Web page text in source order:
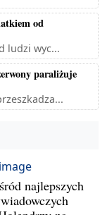
od
ludzi wyc...
paraliżuje
najlepszych